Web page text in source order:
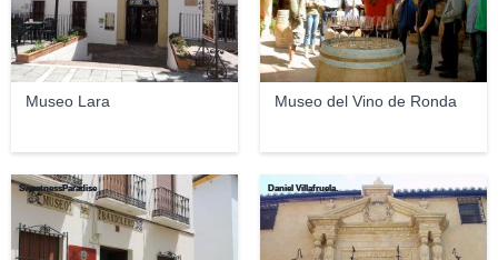
Museo Lara Museo del Vino de Ronda
SweetnessParadise Daniel Villafruela.